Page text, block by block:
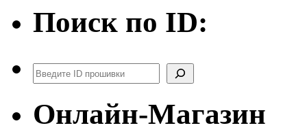
Поиск по ID:
Поиск
Онлайн-Магазин